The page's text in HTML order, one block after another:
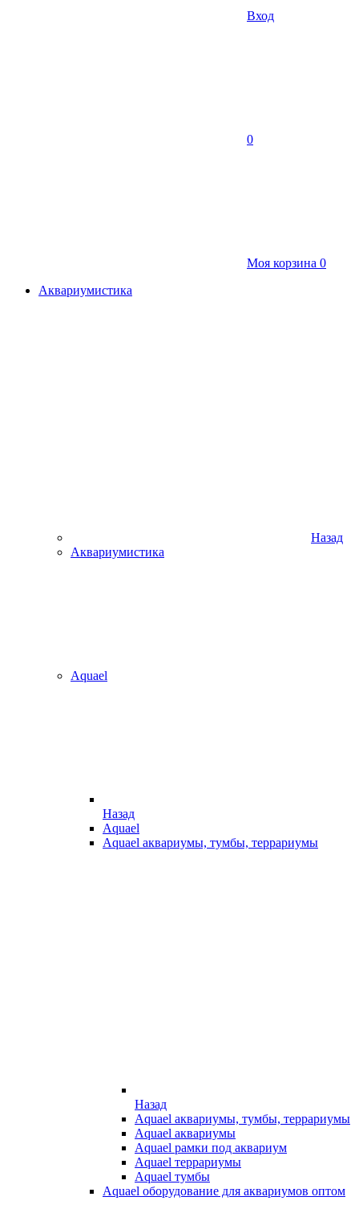
Вход
0
Моя корзина 0
Аквариумистика
Назад
Аквариумистика
Aquael
Назад
Aquael
Aquael аквариумы, тумбы, террариумы
Назад
Aquael аквариумы, тумбы, террариумы
Aquael аквариумы
Aquael рамки под аквариум
Aquael террариумы
Aquael тумбы
Aquael оборудование для аквариумов оптом